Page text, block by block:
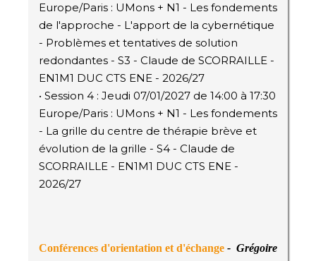
Europe/Paris : UMons + N1 - Les fondements
de l'approche - L'apport de la cybernétique
- Problèmes et tentatives de solution
redondantes - S3 - Claude de SCORRAILLE -
EN1M1 DUC CTS ENE - 2026/27
• Session 4 : Jeudi 07/01/2027 de 14:00 à 17:30
Europe/Paris : UMons + N1 - Les fondements
- La grille du centre de thérapie brève et
évolution de la grille - S4 - Claude de
SCORRAILLE - EN1M1 DUC CTS ENE -
2026/27
Conférences d'orientation et d'échange - Grégoire